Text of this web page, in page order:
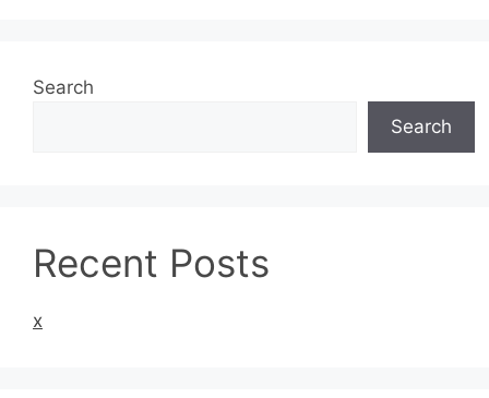
Search
Search
Recent Posts
x